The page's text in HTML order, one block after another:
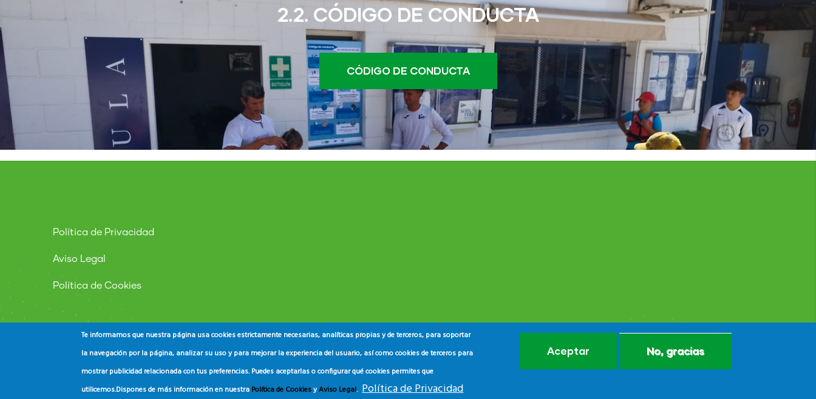
2.2. CÓDIGO DE CONDUCTA
CÓDIGO DE CONDUCTA
Política de Privacidad
Aviso Legal
Política de Cookies
© Copyright ADEAC2023. All Rights Reserved.
Te informamos que nuestra página usa cookies estrictamente necesarias, analíticas propias y de terceros, para soportar
la navegación por la página, analizar su uso y para mejorar la experiencia del usuario, así como cookies de terceros para
mostrar publicidad relacionada con tus preferencias. Puedes aceptarlas o configurar qué cookies permites que
utilicemos.Dispones de más información en nuestra Política de CookiesyAviso Legal. Política de Privacidad
Aceptar No, gracias